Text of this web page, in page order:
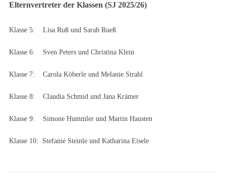
Elternvertreter der Klassen (SJ 2025/26)
Klasse 5: Lisa Ruß und Sarah Rueß
Klasse 6: Sven Peters und Christina Klein
Klasse 7: Carola Köberle und Melanie Strahl
Klasse 8: Claudia Schmid und Jana Krämer
Klasse 9: Simone Hummler und Martin Hausten
Klasse 10: Stefanie Steinle und Katharina Eisele